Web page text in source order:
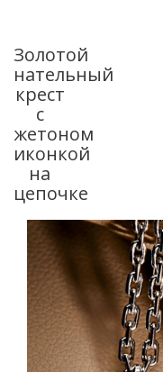
Золотой
нательный
крест
с
жетоном
иконкой
на
цепочке